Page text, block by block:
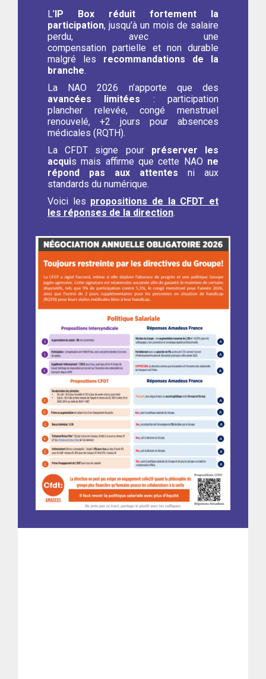
L’IP Box
réduit fortement la
participation, jusqu’à un mois de salaire
perdu, avec une
compensationpartielle et non durable
malgré les recommandations de la
branche.
La NAO 2026 n’apporte que des
avancées limitées : participation
plancher relevée, congé menstruel
renouvelé, +2 jours pour absences
médicales (RQTH).
La CFDT signe pour préserver les
acquis mais affirme que cette NAO ne
répond pas aux attentes ni aux
standards du numérique.
Voici les propositions de la CFDT et
les réponses de la direction.